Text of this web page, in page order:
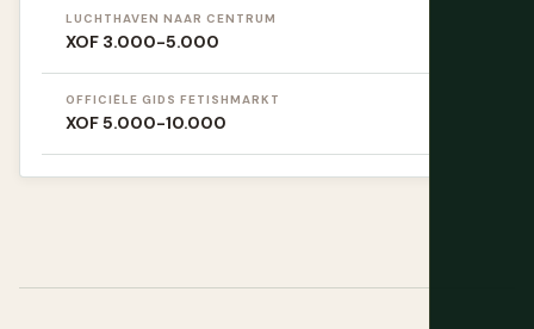
LUCHTHAVEN NAAR CENTRUM
XOF 3.000-5.000
OFFICIËLE GIDS FETISHMARKT
XOF 5.000-10.000